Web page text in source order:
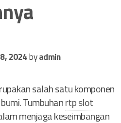
2024byadmin
salah satu komponen
Tumbuhanrtp slot
menjaga keseimbangan